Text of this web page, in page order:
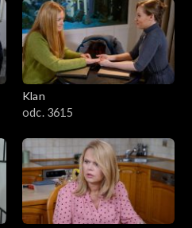
Klan
odc. 3615